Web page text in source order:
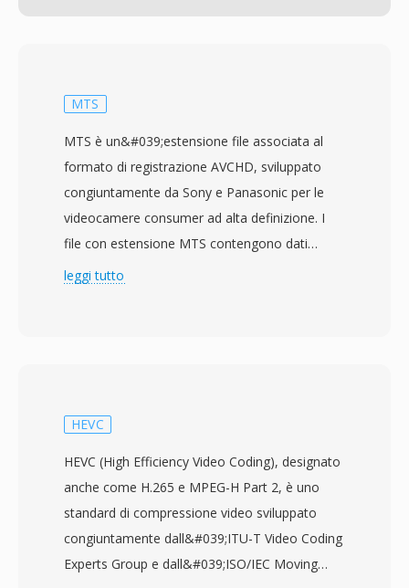
MTS
MTS è un&#039;estensione file associata al
formato di registrazione AVCHD, sviluppato
congiuntamente da Sony e Panasonic per le
videocamere consumer ad alta definizione. I
file con estensione MTS contengono dati
MPEG-2 transport stream con video H.264/AVC
file M2TS che si riferiscono tipicamente allo
contesto dei dischi Blu-ray. Le videocamere
consumer e semi-professionali di Sony,
Panasonic, Canon e altri produttori scrivono file
MTS in una gerarchia di directory strutturata su
schede di memoria o memoria interna,
leggi tutto
HEVC
HEVC (High Efficiency Video Coding), designato
anche come H.265 e MPEG-H Part 2, è uno
standard di compressione video sviluppato
congiuntamente dall&#039;ITU-T Video Coding
Experts Group e dall&#039;ISO/IEC Moving